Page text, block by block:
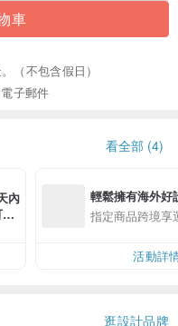
車
（不包含假日）
子郵件
看全部 (4)
內
輕鬆擁有海外好
指定商品跨境享
活動詳
逛設計品牌